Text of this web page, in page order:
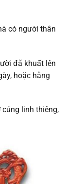
có người thân
đã khuất lên
hoặc hằng
linh thiêng,